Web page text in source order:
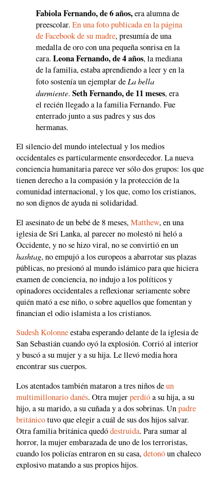
Fabiola Fernando, de 6 años,era alumna de
preescolar. En una foto publicada en la página
de Facebook de su madre, presumía de una
medalla de oro con una pequeña sonrisa en la
cara. Leona Fernando, de 4 años, la mediana
de la familia, estaba aprendiendo a leer y en la
foto sostenía un ejemplar de La bella
durmiente. Seth Fernando, de 11 meses, era
el recién llegado a la familia Fernando. Fue
enterrado junto a sus padres y sus dos
hermanas.
El silencio del mundo intelectual y los medios
occidentales es particularmente ensordecedor. La nueva
conciencia humanitaria parece ver sólo dos grupos: los que
tienen derecho a la compasión y la protección de la
comunidad internacional, y los que, como los cristianos,
no son dignos de ayuda ni solidaridad.
El asesinato de un bebé de 8 meses,Matthew, en una
iglesia de Sri Lanka, al parecer no molestó ni heló a
Occidente, y no se hizo viral, no se convirtió en un
hashtag, no empujó a los europeos a abarrotar sus plazas
públicas, no presionó al mundo islámico para que hiciera
examen de conciencia, no indujo a los políticos y
opinadores occidentales a reflexionar seriamente sobre
quién mató a ese niño, o sobre aquellos que fomentan y
financian el odio islamista a los cristianos.
Sudesh Kolonneestaba esperando delante de la iglesia de
San Sebastián cuando oyó la explosión. Corrió al interior
y buscó a su mujer y a su hija. Le llevó media hora
encontrar sus cuerpos.
Los atentados también mataron a tres niños deun
multimillonario danés. Otra mujerperdióa su hija, a su
hijo, a su marido, a su cuñada y a dos sobrinas. Unpadre
británicotuvo que elegir a cuál de sus dos hijos salvar.
Otra familia británica quedódestruida. Para sumar al
horror, la mujer embarazada de uno de los terroristas,
cuando los policías entraron en su casa,detonóun chaleco
explosivo matando a sus propios hijos.